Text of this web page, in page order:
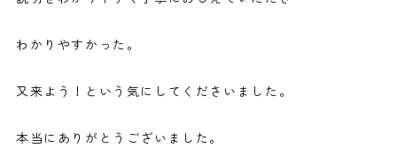
わかりやすかった。
又来よう！という気にしてくださいました。
本当にありがとうございました。